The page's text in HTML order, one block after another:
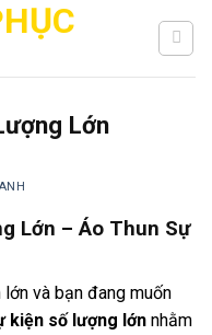
Lớn
Lớn – Áo Thun Sự
và bạn đang muốn
kiện số lượng lớn nhằm